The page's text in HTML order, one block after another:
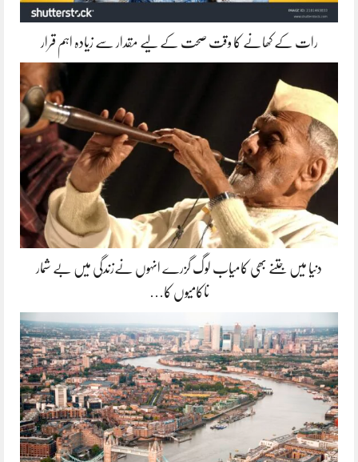
رات کے کھانے کا وقت صحت کے لیے مقدار سے زیادہ اہم قرار
دنیا میں جتنے بھی کامیاب لوگ گزرے انہوں نےزندگی میں بے شمار
ناکامیوں کا…